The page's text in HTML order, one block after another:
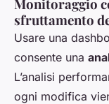
Monitoraggio
sfruttamento
Usare una
consente una
L’analisi
ogni modifica